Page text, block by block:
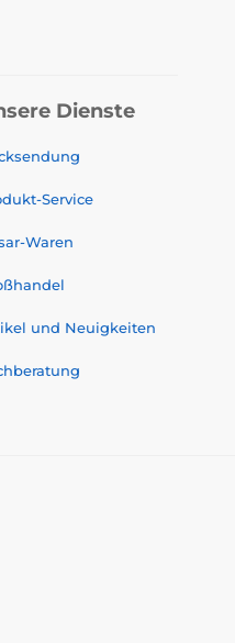
Dienste
Service
Waren
und Neuigkeiten